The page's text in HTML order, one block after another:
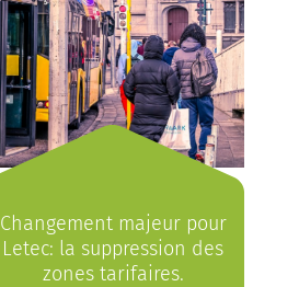
Changement majeur pour
Letec: la suppression des
zones tarifaires.